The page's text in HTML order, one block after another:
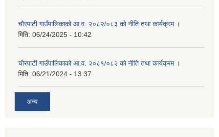
चौरपाटी गाउँपालिकाको आ.व. २०८२/०८३ को नीति तथा कार्यक्रम ।
मिति: 06/24/2025 - 10:42
चौरपाटी गाउँपालिकाको आ.व. २०८१/०८२ को नीति तथा कार्यक्रम ।
मिति: 06/21/2024 - 13:37
अन्य